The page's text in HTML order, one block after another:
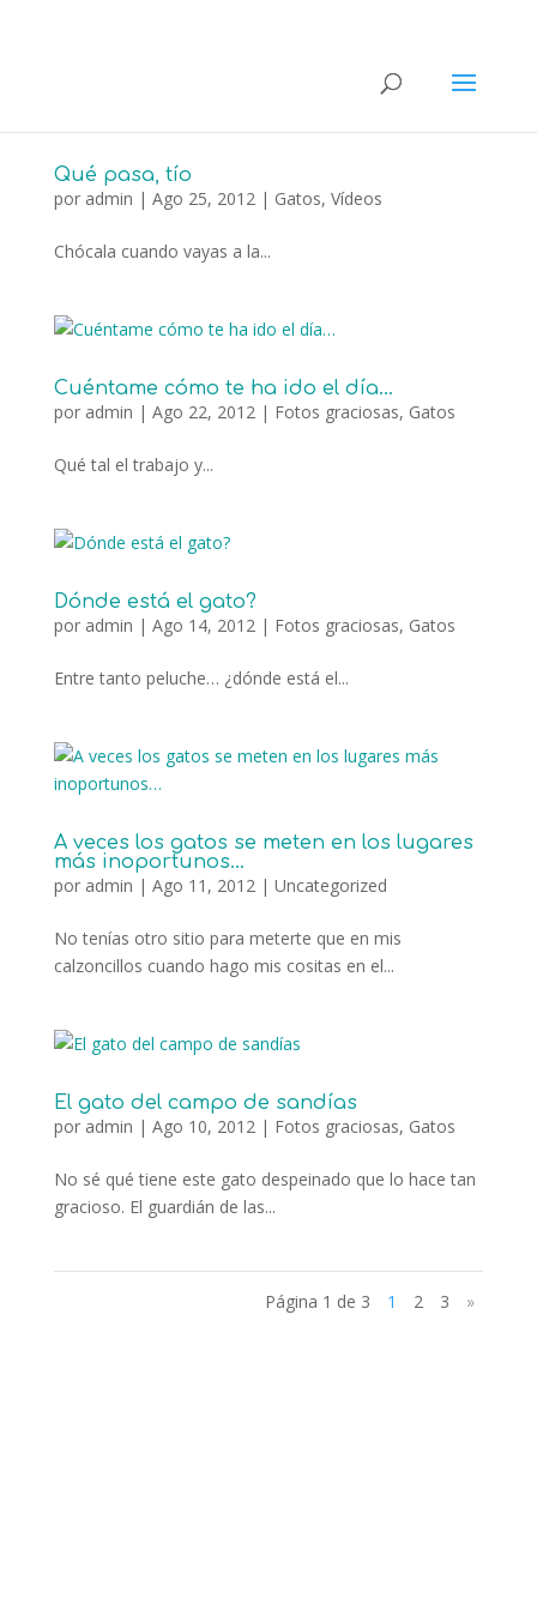
Qué pasa, tío
por admin | Ago 25, 2012| Gatos, Vídeos
Chócala cuando vayas a la...
Cuéntame cómo te ha ido el día…
por admin | Ago 22, 2012| Fotos graciosas, Gatos
Qué tal el trabajo y...
Dónde está el gato?
por admin | Ago 14, 2012| Fotos graciosas, Gatos
Entre tanto peluche… ¿dónde está el...
A veces los gatos se meten en los lugares
más inoportunos…
por admin | Ago 11, 2012| Uncategorized
No tenías otro sitio para meterte que en mis
calzoncillos cuando hago mis cositas en el...
El gato del campo de sandías
por admin | Ago 10, 2012| Fotos graciosas, Gatos
No sé qué tiene este gato despeinado que lo hace tan
gracioso. El guardián de las...
Página 1 de 3 1 2 3 »